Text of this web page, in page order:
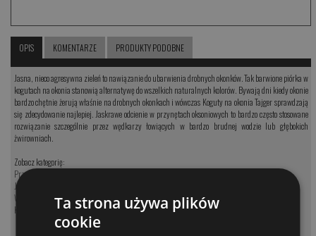
OPIS KOMENTARZE PRODUKTY PODOBNE
Jasna, nieco agresywna zieleń to nawiązanie do ubarwienia drobnych okonków. Tak barwione piórka w
kogutach na okonia stanowią alternatywę do wszelkich naturalnych kolorów. Bywają dni kiedy okonie
bardzo chętnie żerują właśnie na drobnych okonkach i wówczas Koguty na okonia Tajger sprawdzają
się zdecydowanie najlepiej. Jaskrawe odcienie w przynętach oksoniowych to bardzo często stosowane
rozwiązanie szczególnie przez wędkarzy łowiących w bardzo brudnej wodzie lub głębokich
żwirowniach.
Zobacz kategorię:
Przynęty na sandacza
Jerki na sandacza
Woblery na sandacza
Koguty na sandaczaTa strona używa plików
cookie